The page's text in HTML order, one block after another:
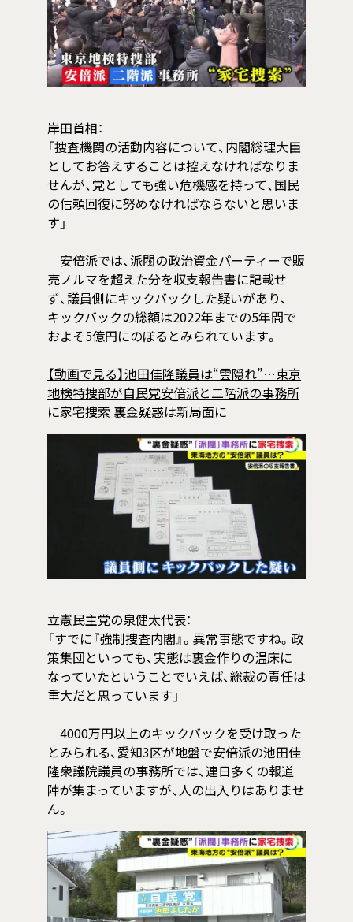
岸田首相：
「捜査機関の活動内容について、内閣総理大臣
としてお答えすることは控えなければなりま
せんが、党としても強い危機感を持って、国民
の信頼回復に努めなければならないと思いま
す」
安倍派では、派閥の政治資金パーティーで販
売ノルマを超えた分を収支報告書に記載せ
ず、議員側にキックバックした疑いがあり、
キックバックの総額は2022年までの5年間で
およそ5億円にのぼるとみられています。
【動画で見る】池田佳隆議員は“雲隠れ”…東京
地検特捜部が自民党安倍派と二階派の事務所
に家宅捜索 裏金疑惑は新局面に
立憲民主党の泉健太代表：
「すでに『強制捜査内閣』。異常事態ですね。政
策集団といっても、実態は裏金作りの温床に
なっていたということでいえば、総裁の責任は
重大だと思っています」
4000万円以上のキックバックを受け取った
とみられる、愛知3区が地盤で安倍派の池田佳
隆衆議院議員の事務所では、連日多くの報道
陣が集まっていますが、人の出入りはありませ
ん。